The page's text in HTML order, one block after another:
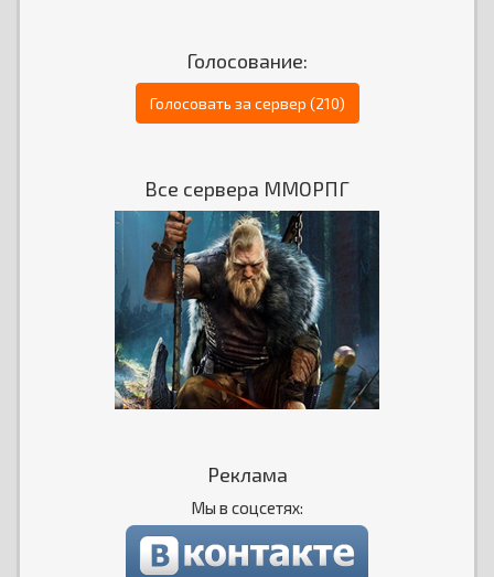
Голосование:
Голосовать за сервер (210)
Все сервера ММОРПГ
Реклама
Мы в соцсетях: